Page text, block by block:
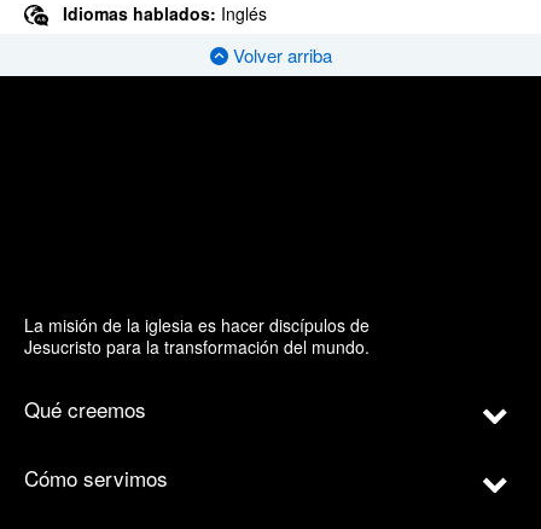
Idiomas hablados: Inglés
Volver arriba
La misión de la iglesia es hacer discípulos de
Jesucristo para la transformación del mundo.
Qué creemos
Cómo servimos